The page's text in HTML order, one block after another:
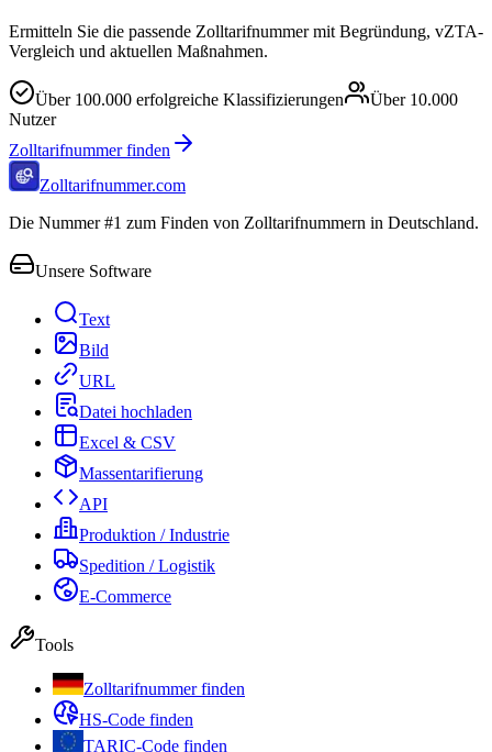
Ermitteln Sie die passende Zolltarifnummer mit Begründung, vZTA-
Vergleich und aktuellen Maßnahmen.
Über 100.000 erfolgreiche Klassifizierungen Über 10.000
Nutzer
Zolltarifnummer finden
Zolltarifnummer.com
Die Nummer #1 zum Finden von Zolltarifnummern in Deutschland.
Unsere Software
Text
Bild
URL
Datei hochladen
Excel & CSV
Massentarifierung
API
Produktion / Industrie
Spedition / Logistik
E-Commerce
Tools
Zolltarifnummer finden
HS-Code finden
TARIC-Code finden